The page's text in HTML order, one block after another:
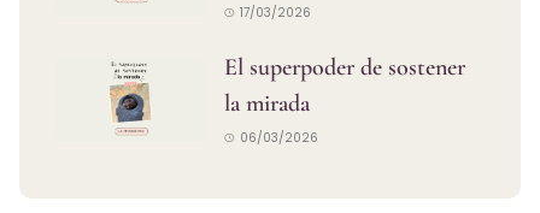
17/03/2026
El superpoder de sostener
la mirada
06/03/2026